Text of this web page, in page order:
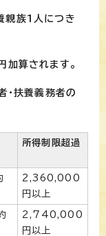
親族1人につき
算されます。
・扶養義務者の
所得制限超過
2,360,000
円以上
2,740,000
円以上